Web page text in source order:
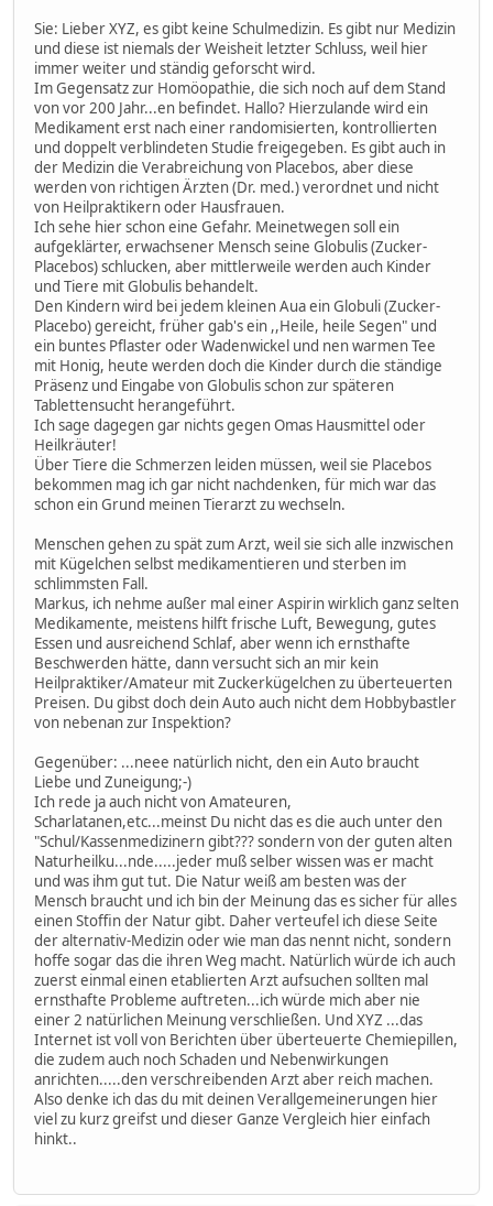
Sie: Lieber XYZ, es gibt keine Schulmedizin. Es gibt nur Medizin
und diese ist niemals der Weisheit letzter Schluss, weil hier
immer weiter und ständig geforscht wird.
Im Gegensatz zur Homöopathie, die sich noch auf dem Stand
von vor 200 Jahr...en befindet. Hallo? Hierzulande wird ein
Medikament erst nach einer randomisierten, kontrollierten
und doppelt verblindeten Studie freigegeben. Es gibt auch in
der Medizin die Verabreichung von Placebos, aber diese
werden von richtigen Ärzten (Dr. med.) verordnet und nicht
von Heilpraktikern oder Hausfrauen.
Ich sehe hier schon eine Gefahr. Meinetwegen soll ein
aufgeklärter, erwachsener Mensch seine Globulis (Zucker-
Placebos) schlucken, aber mittlerweile werden auch Kinder
und Tiere mit Globulis behandelt.
Den Kindern wird bei jedem kleinen Aua ein Globuli (Zucker-
Placebo) gereicht, früher gab's ein ,,Heile, heile Segen" und
ein buntes Pflaster oder Wadenwickel und nen warmen Tee
mit Honig, heute werden doch die Kinder durch die ständige
Präsenz und Eingabe von Globulis schon zur späteren
Tablettensucht herangeführt.
Ich sage dagegen gar nichts gegen Omas Hausmittel oder
Heilkräuter!
Über Tiere die Schmerzen leiden müssen, weil sie Placebos
bekommen mag ich gar nicht nachdenken, für mich war das
schon ein Grund meinen Tierarzt zu wechseln.
Menschen gehen zu spät zum Arzt, weil sie sich alle inzwischen
mit Kügelchen selbst medikamentieren und sterben im
schlimmsten Fall.
Markus, ich nehme außer mal einer Aspirin wirklich ganz selten
Medikamente, meistens hilft frische Luft, Bewegung, gutes
Essen und ausreichend Schlaf, aber wenn ich ernsthafte
Beschwerden hätte, dann versucht sich an mir kein
Heilpraktiker/Amateur mit Zuckerkügelchen zu überteuerten
Preisen. Du gibst doch dein Auto auch nicht dem Hobbybastler
von nebenan zur Inspektion?
Gegenüber: ...neee natürlich nicht, den ein Auto braucht
Liebe und Zuneigung;-)
Ich rede ja auch nicht von Amateuren,
Scharlatanen,etc...meinst Du nicht das es die auch unter den
"Schul/Kassenmedizinern gibt??? sondern von der guten alten
Naturheilku...nde.....jeder muß selber wissen was er macht
und was ihm gut tut. Die Natur weiß am besten was der
Mensch braucht und ich bin der Meinung das es sicher für alles
einen Stoffin der Natur gibt. Daher verteufel ich diese Seite
der alternativ-Medizin oder wie man das nennt nicht, sondern
hoffe sogar das die ihren Weg macht. Natürlich würde ich auch
zuerst einmal einen etablierten Arzt aufsuchen sollten mal
ernsthafte Probleme auftreten...ich würde mich aber nie
einer 2 natürlichen Meinung verschließen. Und XYZ ...das
Internet ist voll von Berichten über überteuerte Chemiepillen,
die zudem auch noch Schaden und Nebenwirkungen
anrichten.....den verschreibenden Arzt aber reich machen.
Also denke ich das du mit deinen Verallgemeinerungen hier
viel zu kurz greifst und dieser Ganze Vergleich hier einfach
hinkt..